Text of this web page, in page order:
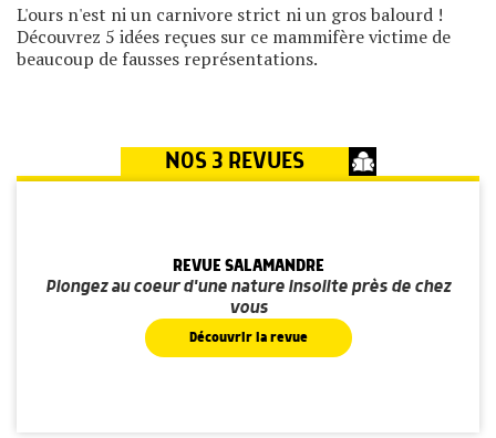
L'ours n'est ni un carnivore strict ni un gros balourd !
Découvrez 5 idées reçues sur ce mammifère victime de
beaucoup de fausses représentations.
NOS 3 REVUES
REVUE SALAMANDRE
Plongez au coeur d'une nature insolite près de chez
vous
Découvrir la revue